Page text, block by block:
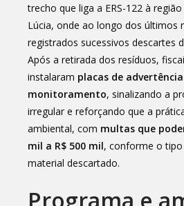
trecho que liga a ERS-122 à
Lúcia, onde ao longo dos últimos
registrados sucessivos descartes
Após a retirada dos resíduos,
instalaram placas de
monitoramento, sinalizando a
irregular e reforçando que a
ambiental, com multas que
mil a R$ 500 mil, conforme o
material descartado.